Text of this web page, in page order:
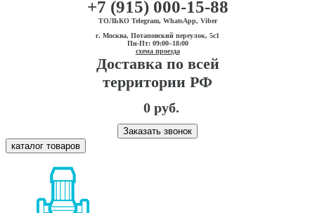
+7 (915) 000-15-88
ТОЛЬКО Telegram, WhatsApp, Viber
г. Москва, Потаповский переулок, 5с1
Пн-Пт: 09:00–18:00
схема проезда
Доставка по всей
территории РФ
0 руб.
Заказать звонок
каталог товаров